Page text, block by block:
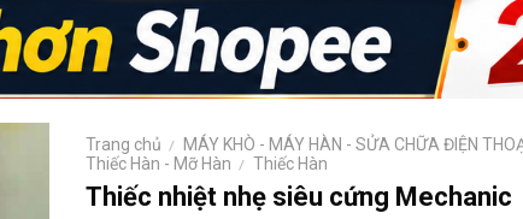
Trang chủ / MÁY KHÒ - MÁY HÀN - SỬA CHỮA ĐIỆN
Thiếc Hàn - Mỡ Hàn / Thiếc Hàn
Thiếc nhiệt nhẹ siêu cứng Mechanic